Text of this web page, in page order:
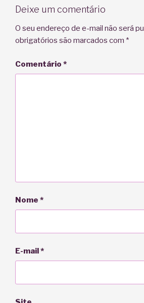
Deixe um comentário
O seu endereço de e-mail não será
obrigatórios são marcados com *
Comentário *
Nome *
E-mail*